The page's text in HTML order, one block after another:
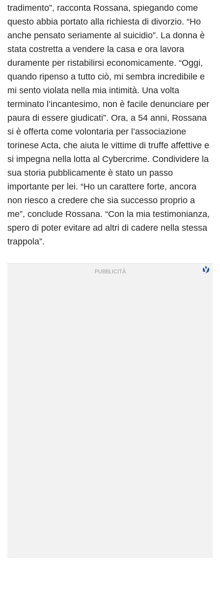
tradimento”, racconta Rossana, spiegando come
questo abbia portato alla richiesta di divorzio. “Ho
anche pensato seriamente al suicidio”. La donna è
stata costretta a vendere la casa e ora lavora
duramente per ristabilirsi economicamente. “Oggi,
quando ripenso a tutto ciò, mi sembra incredibile e
mi sento violata nella mia intimità. Una volta
terminato l’incantesimo, non è facile denunciare per
paura di essere giudicati”. Ora, a 54 anni, Rossana
si è offerta come volontaria per l’associazione
torinese Acta, che aiuta le vittime di truffe affettive e
si impegna nella lotta al Cybercrime. Condividere la
sua storia pubblicamente è stato un passo
importante per lei. “Ho un carattere forte, ancora
non riesco a credere che sia successo proprio a
me”, conclude Rossana. “Con la mia testimonianza,
spero di poter evitare ad altri di cadere nella stessa
trappola”.